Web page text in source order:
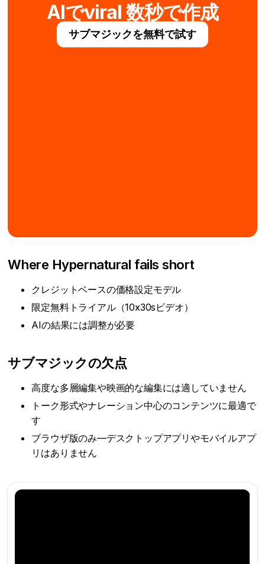
AIでviral 数秒で作成
サブマジックを無料で試す
Where Hypernatural fails short
クレジットベースの価格設定モデル
限定無料トライアル（10x30sビデオ）
AIの結果には調整が必要
サブマジックの欠点
高度な多層編集や映画的な編集には適していません
トーク形式やナレーション中心のコンテンツに最適で
す
ブラウザ版のみ—デスクトップアプリやモバイルアプ
リはありません